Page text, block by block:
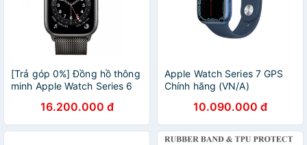
[Trả góp 0%] Đồng hồ thông
minh Apple Watch Series 6
Hàng Chính Hãng
[Futureworld- APR]
16.200.000 đ
Apple Watch Series 7 GPS
Chính hãng (VN/A)
10.090.000 đ